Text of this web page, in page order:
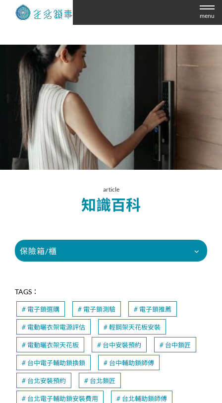
menu
article
知識百科
保險箱/櫃
TAGS：
電子鎖選購 電子鎖測驗 電子鎖推薦
電動曬衣架電源評估 輕鋼架天花板安裝
電動曬衣架天花板 台中安裝預約 台中鎖匠
台中電子輔助鎖換鎖 台中輔助鎖師傅
台北安裝預約 台北鎖匠
台北電子輔助鎖安裝費用 台北輔助鎖師傅